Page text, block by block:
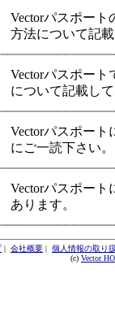
Vectorパスポー
方法について記
Vectorパスポー
について記載し
Vectorパスポー
にご一読下さい。
Vectorパスポー
あります。
| 会社概要 | 個人情報の取り
(c) Vector